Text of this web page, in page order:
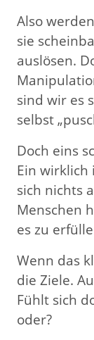
Also
sie
auslösen.
sind wir es
selbst
Doch eins
Ein
sich nichts
Menschen
es zu
Wenn das
die Ziele.
Fühlt sich
oder?